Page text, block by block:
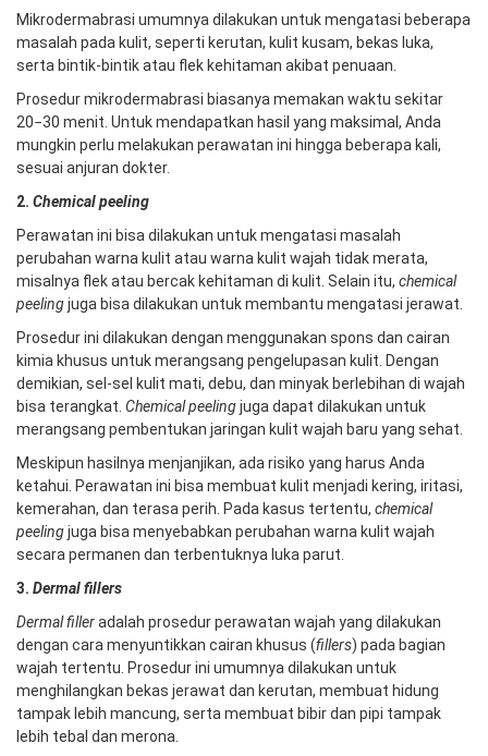
Mikrodermabrasi umumnya dilakukan untuk mengatasi beberapa
masalah pada kulit, seperti kerutan, kulit kusam, bekas luka,
serta bintik-bintik atau flek kehitaman akibat penuaan.
Prosedur mikrodermabrasi biasanya memakan waktu sekitar
20−30 menit. Untuk mendapatkan hasil yang maksimal, Anda
mungkin perlu melakukan perawatan ini hingga beberapa kali,
sesuai anjuran dokter.
2. Chemical peeling
Perawatan ini bisa dilakukan untuk mengatasi masalah
perubahan warna kulit atau warna kulit wajah tidak merata,
misalnya flek atau bercak kehitaman di kulit. Selain itu, chemical
peelingjuga bisa dilakukan untuk membantu mengatasi jerawat.
Prosedur ini dilakukan dengan menggunakan spons dan cairan
kimia khusus untuk merangsang pengelupasan kulit. Dengan
demikian, sel-sel kulit mati, debu, dan minyak berlebihan di wajah
bisa terangkat. Chemical peelingjuga dapat dilakukan untuk
merangsang pembentukan jaringan kulit wajah baru yang sehat.
Meskipun hasilnya menjanjikan, ada risiko yang harus Anda
ketahui. Perawatan ini bisa membuat kulit menjadi kering, iritasi,
kemerahan, dan terasa perih. Pada kasus tertentu, chemical
peelingjuga bisa menyebabkan perubahan warna kulit wajah
secara permanen dan terbentuknya luka parut.
3. Dermal fillers
Dermal filleradalah prosedur perawatan wajah yang dilakukan
dengan cara menyuntikkan cairan khusus (fillers) pada bagian
wajah tertentu. Prosedur ini umumnya dilakukan untuk
menghilangkan bekas jerawat dan kerutan, membuat hidung
tampak lebih mancung, serta membuat bibir dan pipi tampak
lebih tebal dan merona.